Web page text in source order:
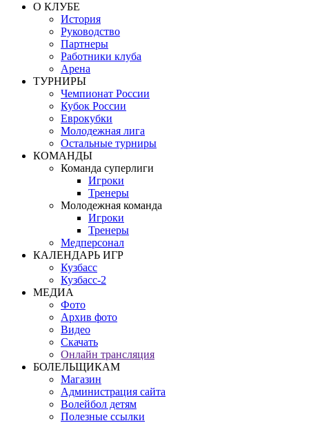
О КЛУБЕ
История
Руководство
Партнеры
Работники клуба
Арена
ТУРНИРЫ
Чемпионат России
Кубок России
Еврокубки
Молодежная лига
Остальные турниры
КОМАНДЫ
Команда суперлиги
Игроки
Тренеры
Молодежная команда
Игроки
Тренеры
Медперсонал
КАЛЕНДАРЬ ИГР
Кузбасс
Кузбасс-2
МЕДИА
Фото
Архив фото
Видео
Скачать
Онлайн трансляция
БОЛЕЛЬЩИКАМ
Магазин
Администрация сайта
Волейбол детям
Полезные ссылки